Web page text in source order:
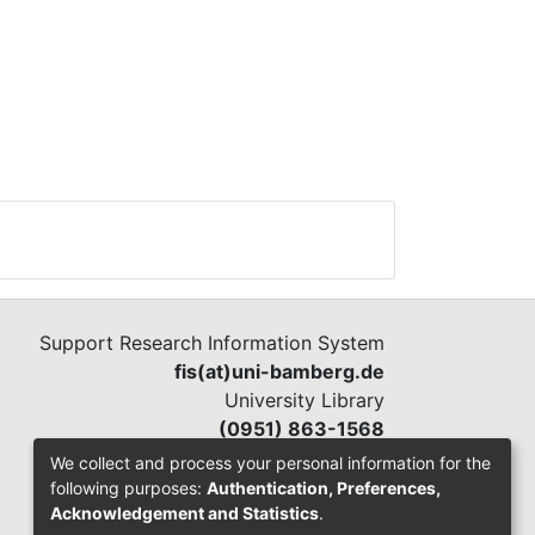
Support Research Information System
fis(at)uni-bamberg.de
University Library
(0951) 863-1568
We collect and process your personal information for the
following purposes: Authentication, Preferences,
Acknowledgement and Statistics.